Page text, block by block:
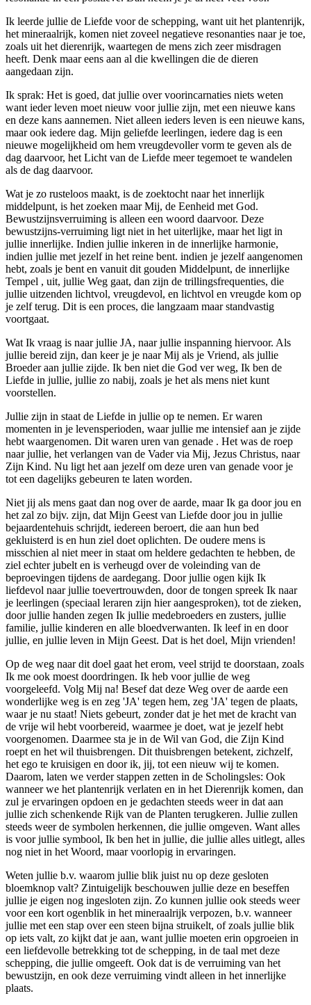
Ik leerde jullie de Liefde voor de schepping, want uit het plantenrijk,
het mineraalrijk, komen niet zoveel negatieve resonanties naar je toe,
zoals uit het dierenrijk, waartegen de mens zich zeer misdragen
heeft. Denk maar eens aan al die kwellingen die de dieren
aangedaan zijn.
Ik sprak: Het is goed, dat jullie over voorincarnaties niets weten
want ieder leven moet nieuw voor jullie zijn, met een nieuwe kans
en deze kans aannemen. Niet alleen ieders leven is een nieuwe kans,
maar ook iedere dag. Mijn geliefde leerlingen, iedere dag is een
nieuwe mogelijkheid om hem vreugdevoller vorm te geven als de
dag daarvoor, het Licht van de Liefde meer tegemoet te wandelen
als de dag daarvoor.
Wat je zo rusteloos maakt, is de zoektocht naar het innerlijk
middelpunt, is het zoeken maar Mij, de Eenheid met God.
Bewustzijnsverruiming is alleen een woord daarvoor. Deze
bewustzijns-verruiming ligt niet in het uiterlijke, maar het ligt in
jullie innerlijke. Indien jullie inkeren in de innerlijke harmonie,
indien jullie met jezelf in het reine bent. indien je jezelf aangenomen
hebt, zoals je bent en vanuit dit gouden Middelpunt, de innerlijke
Tempel , uit, jullie Weg gaat, dan zijn de trillingsfrequenties, die
jullie uitzenden lichtvol, vreugdevol, en lichtvol en vreugde kom op
je zelf terug. Dit is een proces, die langzaam maar standvastig
voortgaat.
Wat Ik vraag is naar jullie JA, naar jullie inspanning hiervoor. Als
jullie bereid zijn, dan keer je je naar Mij als je Vriend, als jullie
Broeder aan jullie zijde. Ik ben niet die God ver weg, Ik ben de
Liefde in jullie, jullie zo nabij, zoals je het als mens niet kunt
voorstellen.
Jullie zijn in staat de Liefde in jullie op te nemen. Er waren
momenten in je levensperioden, waar jullie me intensief aan je zijde
hebt waargenomen. Dit waren uren van genade . Het was de roep
naar jullie, het verlangen van de Vader via Mij, Jezus Christus, naar
Zijn Kind. Nu ligt het aan jezelf om deze uren van genade voor je
tot een dagelijks gebeuren te laten worden.
Niet jij als mens gaat dan nog over de aarde, maar Ik ga door jou en
het zal zo bijv. zijn, dat Mijn Geest van Liefde door jou in jullie
bejaardentehuis schrijdt, iedereen beroert, die aan hun bed
gekluisterd is en hun ziel doet oplichten. De oudere mens is
misschien al niet meer in staat om heldere gedachten te hebben, de
ziel echter jubelt en is verheugd over de voleinding van de
beproevingen tijdens de aardegang. Door jullie ogen kijk Ik
liefdevol naar jullie toevertrouwden, door de tongen spreek Ik naar
je leerlingen (speciaal leraren zijn hier aangesproken), tot de zieken,
door jullie handen zegen Ik jullie medebroeders en zusters, jullie
familie, jullie kinderen en alle bloedverwanten. Ik leef in en door
jullie, en jullie leven in Mijn Geest. Dat is het doel, Mijn vrienden!
Op de weg naar dit doel gaat het erom, veel strijd te doorstaan, zoals
Ik me ook moest doordringen. Ik heb voor jullie de weg
voorgeleefd. Volg Mij na! Besef dat deze Weg over de aarde een
wonderlijke weg is en zeg 'JA' tegen hem, zeg 'JA' tegen de plaats,
waar je nu staat! Niets gebeurt, zonder dat je het met de kracht van
de vrije wil hebt voorbereid, waarmee je doet, wat je jezelf hebt
voorgenomen. Daarmee sta je in de Wil van God, die Zijn Kind
roept en het wil thuisbrengen. Dit thuisbrengen betekent, zichzelf,
het ego te kruisigen en door ik, jij, tot een nieuw wij te komen.
Daarom, laten we verder stappen zetten in de Scholingsles: Ook
wanneer we het plantenrijk verlaten en in het Dierenrijk komen, dan
zul je ervaringen opdoen en je gedachten steeds weer in dat aan
jullie zich schenkende Rijk van de Planten terugkeren. Jullie zullen
steeds weer de symbolen herkennen, die jullie omgeven. Want alles
is voor jullie symbool, Ik ben het in jullie, die jullie alles uitlegt, alles
nog niet in het Woord, maar voorlopig in ervaringen.
Weten jullie b.v. waarom jullie blik juist nu op deze gesloten
bloemknop valt? Zintuigelijk beschouwen jullie deze en beseffen
jullie je eigen nog ingesloten zijn. Zo kunnen jullie ook steeds weer
voor een kort ogenblik in het mineraalrijk verpozen, b.v. wanneer
jullie met een stap over een steen bijna struikelt, of zoals jullie blik
op iets valt, zo kijkt dat je aan, want jullie moeten erin opgroeien in
een liefdevolle betrekking tot de schepping, in de taal met deze
schepping, die jullie omgeeft. Ook dat is de verruiming van het
bewustzijn, en ook deze verruiming vindt alleen in het innerlijke
plaats.